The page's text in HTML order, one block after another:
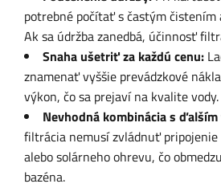
potrebné počítať s častým čistením
Ak sa údržba zanedbá, účinnosť
Snaha ušetriť za každú cenu:
znamenať vyššie prevádzkové
výkon, čo sa prejaví na kvalite vody.
Nevhodná kombinácia s
filtrácia nemusí zvládnuť pripojenie
alebo solárneho ohrevu, čo
bazéna.